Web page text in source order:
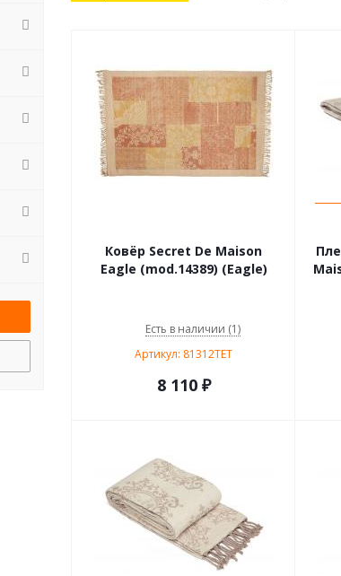
Ковёр Secret De Maison
Eagle (mod.14389) (Eagle)
Есть в наличии (1)
Артикул: 81312TET
8 110₽